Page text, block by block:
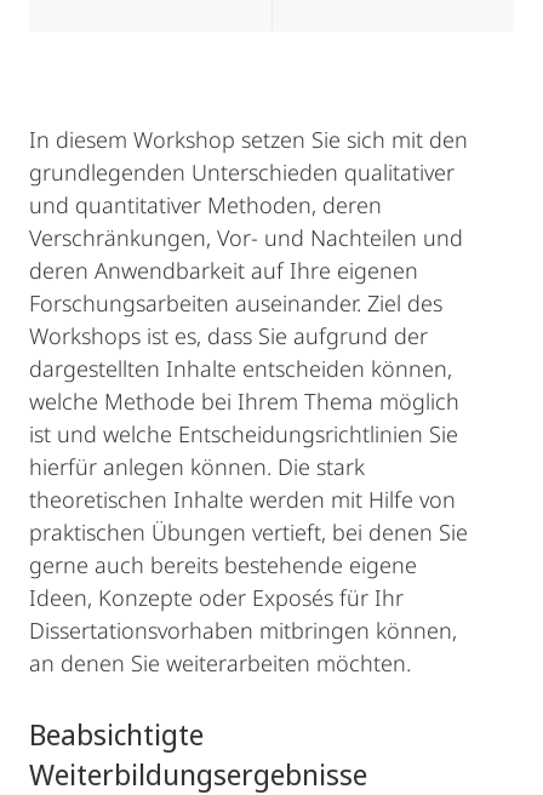
In diesem Workshop setzen Sie sich mit den
grundlegenden Unterschieden qualitativer
und quantitativer Methoden, deren
Verschränkungen, Vor- und Nachteilen und
deren Anwendbarkeit auf Ihre eigenen
Forschungsarbeiten auseinander. Ziel des
Workshops ist es, dass Sie aufgrund der
dargestellten Inhalte entscheiden können,
welche Methode bei Ihrem Thema möglich
ist und welche Entscheidungsrichtlinien Sie
hierfür anlegen können. Die stark
theoretischen Inhalte werden mit Hilfe von
praktischen Übungen vertieft, bei denen Sie
gerne auch bereits bestehende eigene
Ideen, Konzepte oder Exposés für Ihr
Dissertationsvorhaben mitbringen können,
an denen Sie weiterarbeiten möchten.
Beabsichtigte
Weiterbildungsergebnisse